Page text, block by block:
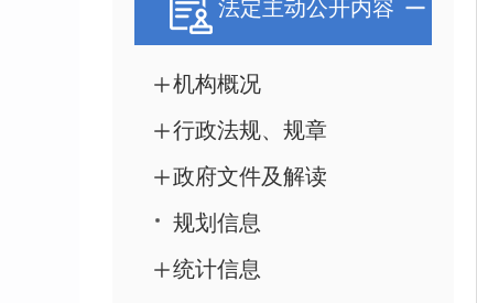
法定主动公开内容
机构概况
行政法规、规章
政府文件及解读
规划信息
统计信息